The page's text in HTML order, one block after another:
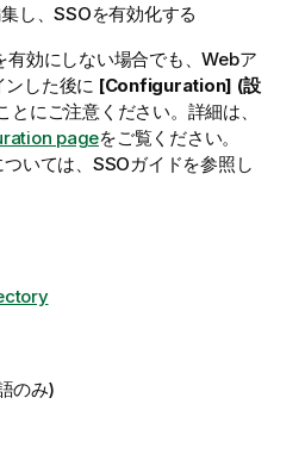
し、SSOを有効化する
有効にしない場合でも、Webア
ンした後に [Configuration] (設
にご注意ください。詳細は、
pageをご覧ください。
いては、SSOガイドを参照し
のみ)